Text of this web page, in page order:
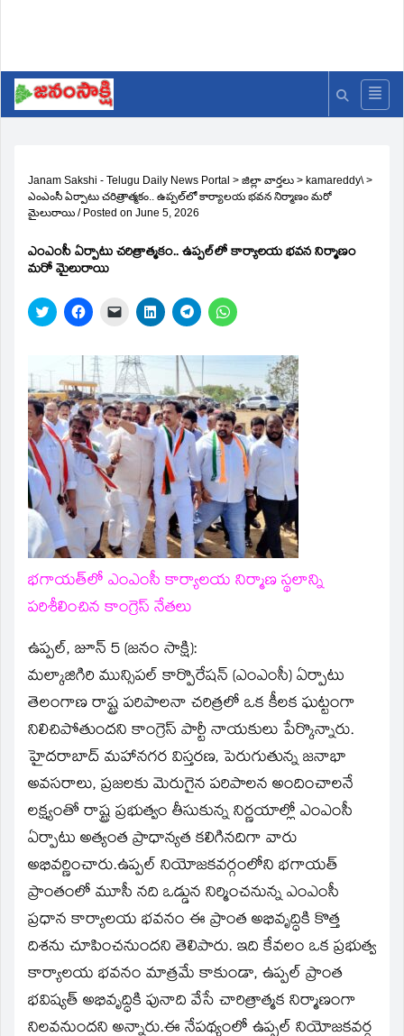
Janam Sakshi - Telugu Daily News Portal > జిల్లా వార్తలు > kamareddy\ >
ఎంఎంసీ ఏర్పాటు చరిత్రాత్మకం.. ఉప్పల్‌లో కార్యాలయ భవన నిర్మాణం మరో
మైలురాయి / Posted on June 5, 2026
ఎంఎంసీ ఏర్పాటు చరిత్రాత్మకం.. ఉప్పల్‌లో కార్యాలయ భవన నిర్మాణం
మరో మైలురాయి
Click
to
Twitter
(Opens
in
new
window)
Click
to
Facebook
(Opens
in
new
window)
Click
link
to
a
friend
(Opens
in
new
window)
Click
to
LinkedIn
(Opens
new
window)
Click
to
Telegram
(Opens
in
new
window)
Click
to
WhatsApp
(Opens
new
window)
భగాయత్‌లో ఎంఎంసీ కార్యాలయ నిర్మాణ స్థలాన్ని
పరిశీలించిన కాంగ్రెస్ నేతలు
ఉప్పల్, జూన్ 5 (జనం సాక్షి):
మల్కాజిగిరి మున్సిపల్ కార్పొరేషన్ (ఎంఎంసీ) ఏర్పాటు
తెలంగాణ రాష్ట్ర పరిపాలనా చరిత్రలో ఒక కీలక ఘట్టంగా
నిలిచిపోతుందని కాంగ్రెస్ పార్టీ నాయకులు పేర్కొన్నారు.
హైదరాబాద్ మహానగర విస్తరణ, పెరుగుతున్న జనాభా
అవసరాలు, ప్రజలకు మెరుగైన పరిపాలన అందించాలనే
లక్ష్యంతో రాష్ట్ర ప్రభుత్వం తీసుకున్న నిర్ణయాల్లో ఎంఎంసీ
ఏర్పాటు అత్యంత ప్రాధాన్యత కలిగినదిగా వారు
అభివర్ణించారు.ఉప్పల్ నియోజకవర్గంలోని భగాయత్
ప్రాంతంలో మూసీ నది ఒడ్డున నిర్మించనున్న ఎంఎంసీ
ప్రధాన కార్యాలయ భవనం ఈ ప్రాంత అభివృద్ధికి కొత్త
దిశను చూపించనుందని తెలిపారు. ఇది కేవలం ఒక ప్రభుత్వ
కార్యాలయ భవనం మాత్రమే కాకుండా, ఉప్పల్ ప్రాంత
భవిష్యత్ అభివృద్ధికి పునాది వేసే చారిత్రాత్మక నిర్మాణంగా
నిలవనుందని అన్నారు.ఈ నేపథ్యంలో ఉప్పల్ నియోజకవర్గ